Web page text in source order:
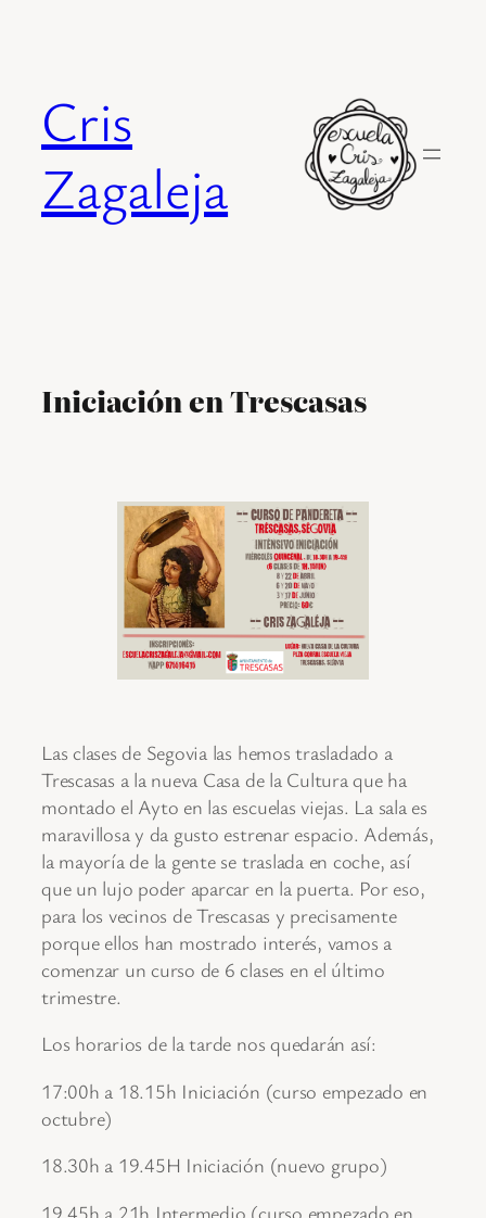
Cris
Zagaleja
Iniciación en Trescasas
Las clases de Segovia las hemos trasladado a
Trescasas a la nueva Casa de la Cultura que ha
montado el Ayto en las escuelas viejas. La sala es
maravillosa y da gusto estrenar espacio. Además,
la mayoría de la gente se traslada en coche, así
que un lujo poder aparcar en la puerta. Por eso,
para los vecinos de Trescasas y precisamente
porque ellos han mostrado interés, vamos a
comenzar un curso de 6 clases en el último
trimestre.
Los horarios de la tarde nos quedarán así:
17:00h a 18.15h Iniciación (curso empezado en
octubre)
18.30h a 19.45H Iniciación (nuevo grupo)
19.45h a 21h Intermedio (curso empezado en